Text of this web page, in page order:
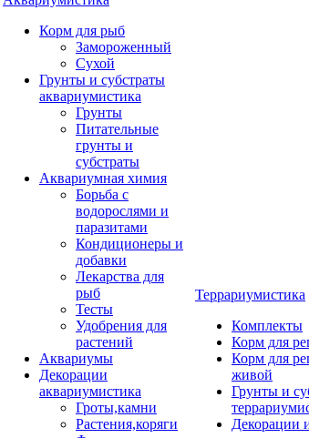
Корм для рыб
Замороженный
Сухой
Грунты и субстраты
аквариумистика
Грунты
Питательные
грунты и
субстраты
Аквариумная химия
Борьба с
водорослями и
паразитами
Кондиционеры и
добавки
Лекарства для
рыб
Тесты
Удобрения для
растений
Аквариумы
Декорации
аквариумистика
Гроты,камни
Растения,коряги
Террариумистика
Комплекты
Корм для
Корм для
живой
Грунты и
Декорации